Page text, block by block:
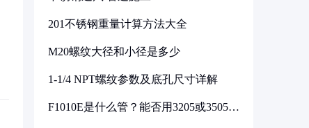
201不锈钢重量计算方法大全
M20螺纹大径和小径是多少
1-1/4 NPT螺纹参数及底孔尺寸详解
F1010E是什么管？能否用3205或3505代